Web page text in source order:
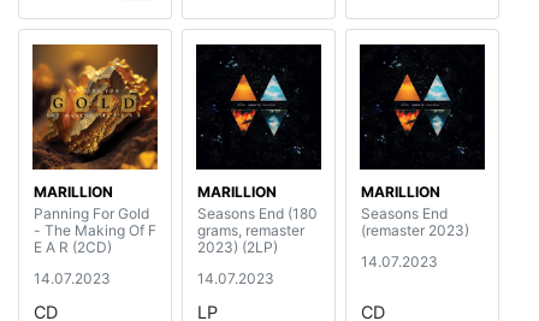
MARILLION
Panning For Gold
- The Making Of F
E A R (2CD)
14.07.2023
CD
MARILLION
Seasons End (180
grams, remaster
2023) (2LP)
14.07.2023
LP
MARILLION
Seasons End
(remaster 2023)
14.07.2023
CD